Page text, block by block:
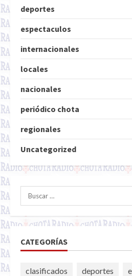
deportes
espectaculos
internacionales
locales
nacionales
periódico chota
regionales
Uncategorized
Buscar:
CATEGORÍAS
clasificados deportes